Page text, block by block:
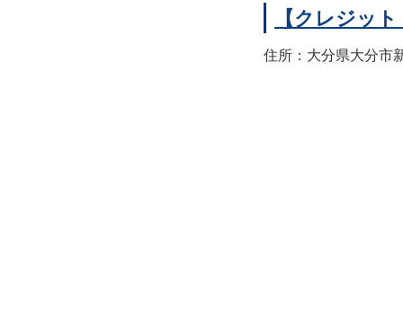
【クレジッ
住所：大分県大分市